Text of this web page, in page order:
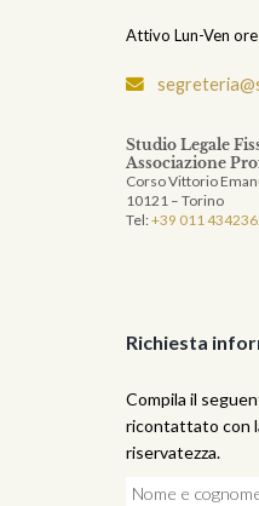
Attivo Lun-Ven
Studio Legale
Associazione
Corso Vittorio
10121 – Torino
Tel: +39 011
Richiesta
Compila il
ricontattato con
riservatezza.